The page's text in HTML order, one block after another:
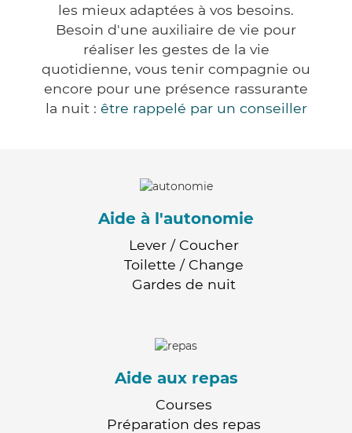
les mieux adaptées à vos besoins.
Besoin d'une auxiliaire de vie pour
réaliser les gestes de la vie
quotidienne, vous tenir compagnie ou
encore pour une présence rassurante
la nuit : être rappelé par un conseiller
Aide à l'autonomie
Lever / Coucher
Toilette / Change
Gardes de nuit
Aide aux repas
Courses
Préparation des repas